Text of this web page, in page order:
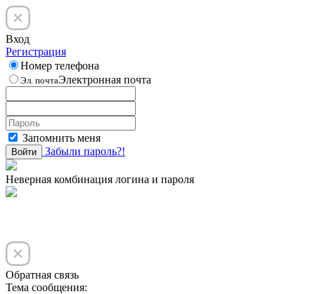
Вход
Регистрация
Номер телефона
Эл. почтаЭлектронная почта
Запомнить меня
Войти Забыли пароль?!
Неверная комбинация логина и пароля
Обратная связь
Тема сообщения: